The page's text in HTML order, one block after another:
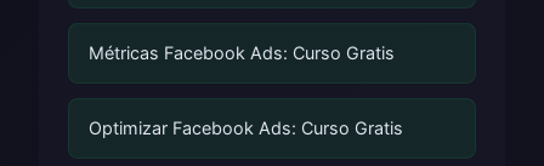
Métricas Facebook Ads: Curso Gratis
Optimizar Facebook Ads: Curso Gratis